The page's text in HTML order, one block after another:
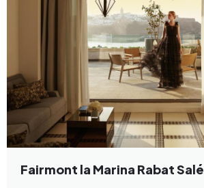
Fairmont la Marina Rabat Salé